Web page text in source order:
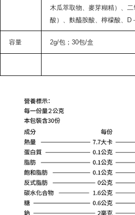
木瓜萃取物、麥芽糊精）、
酸）、麩醯胺酸、檸檬酸、D
容量 2g/包；30包/盒